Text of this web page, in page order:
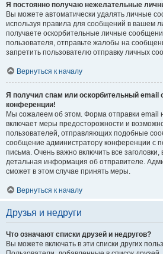
Я постоянно получаю нежелательные
Вы можете автоматически удалять личные
используя правила для сообщений в вашем
получаете оскорбительные личные
пользователя, отправьте жалобы на
запретить пользователю отправку личных
Вернуться к началу
Я получил спам или оскорбительный email
конференции!
Мы сожалеем об этом. Форма отправки email
включает меры предосторожности и
пользователей, отправляющих подобные
сообщение администратору конференции с
письма. Очень важно включить все заголовки,
детальная информация об отправителе.
сможет в этом случае принять меры.
Вернуться к началу
Друзья и недруги
Что означают списки друзей и недругов?
Вы можете включать в эти списки других